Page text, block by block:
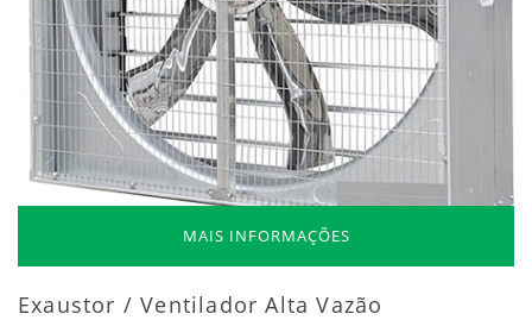
MAIS INFORMAÇÕES
Exaustor / Ventilador Alta Vazão